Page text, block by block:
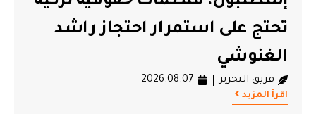
راشد
في حق هيثم المكي